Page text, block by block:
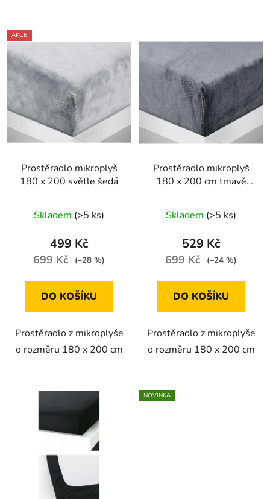
AKCE
Prostěradlo mikroplyš
180 x 200 světle šedá
Skladem (>5 ks)
499 Kč
699 Kč (–28 %)
DO KOŠÍKU
Prostěradlo z mikroplyše
o rozměru 180 x 200 cm
Prostěradlo mikroplyš
180 x 200 cm tmavě
Skladem (>5 ks)
529 Kč
699 Kč (–24 %)
DO KOŠÍKU
Prostěradlo z mikroplyše
o rozměru 180 x 200 cm
NOVINKA